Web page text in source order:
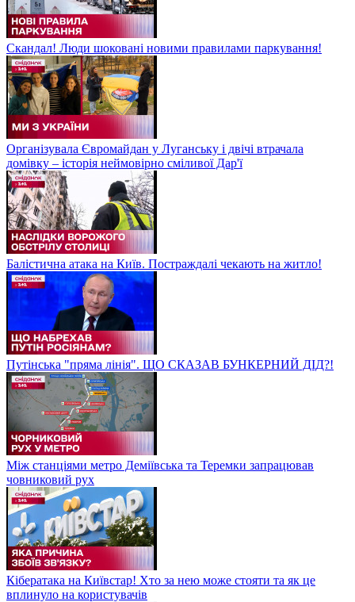
Скандал! Люди шоковані новими правилами паркування!
Організувала Євромайдан у Луганську і двічі втрачала
домівку – історія неймовірно сміливої Дар'ї
Балістична атака на Київ. Постраждалі чекають на житло!
Путінська "пряма лінія". ЩО СКАЗАВ БУНКЕРНИЙ ДІД?!
Між станціями метро Деміївська та Теремки запрацював
човниковий рух
Кібератака на Київстар! Хто за нею може стояти та як це
вплинуло на користувачів